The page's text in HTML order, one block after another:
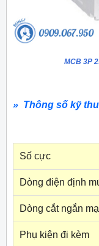
MCB 3P
» Thông số kỹ
Số cực
Dòng điện định
Dòng cắt ngắn
Phụ kiện đi kèm